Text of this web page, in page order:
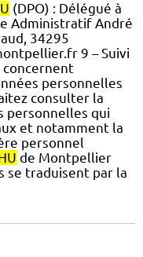
(DPO) : Délégué à
Administratif André
34295
9 – Suivi
concernent
personnelles
consulter la
personnelles qui
et notamment la
personnel
de Montpellier
se traduisent par la